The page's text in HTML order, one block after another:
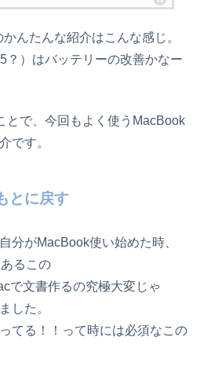
んたんな紹介はこんな感じ。
？）はバッテリーの改善かなー
とで、今回もよく使うMacBook
です。
とに戻す
分がMacBook使い始めた時、
るこの
で文書作るの究極大変じゃ
した。
てる！！って時には必須なこの